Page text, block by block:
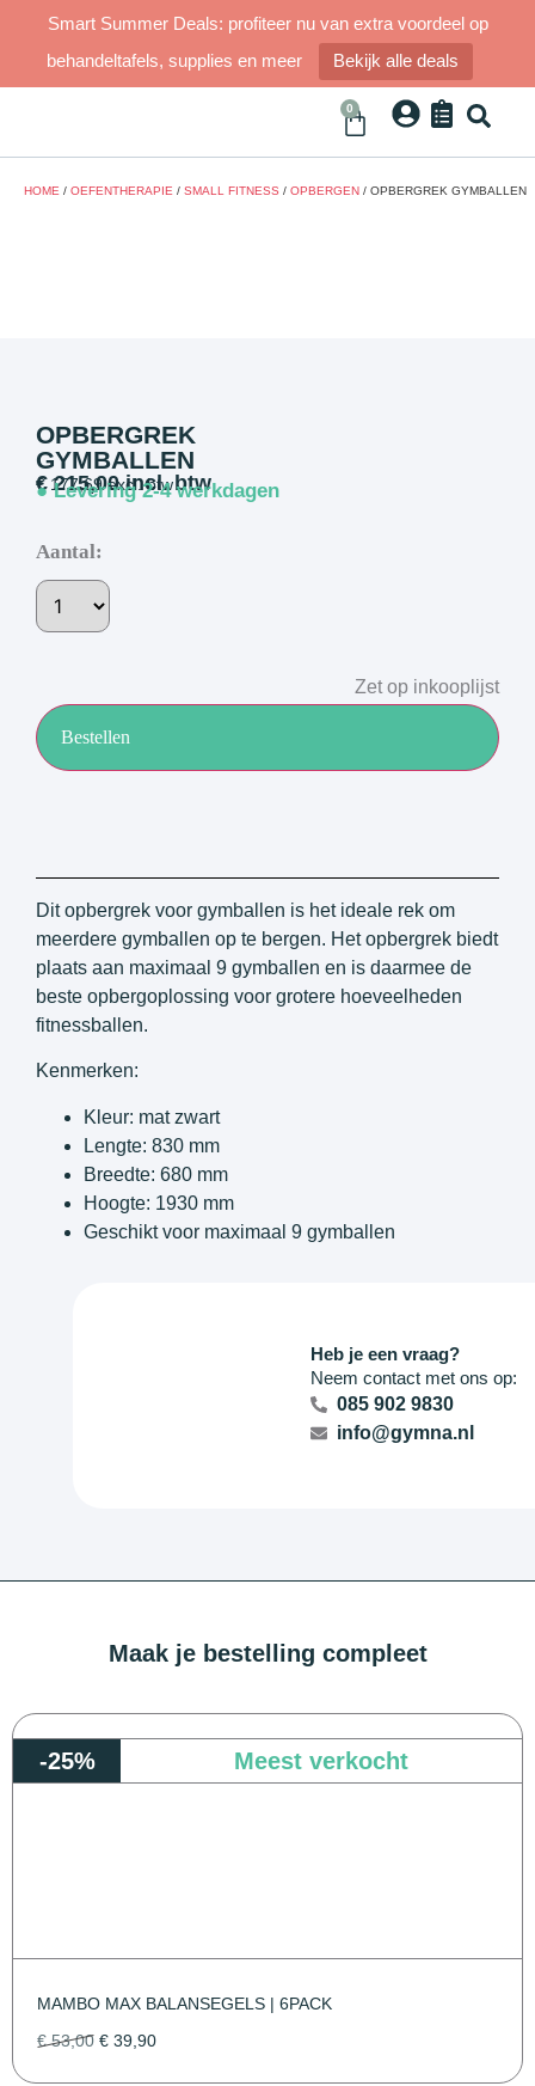
Smart Summer Deals: profiteer nu van extra voordeel op
behandeltafels, supplies en meer
Bekijk alle deals
0
HOME / OEFENTHERAPIE / SMALL FITNESS / OPBERGEN / OPBERGREK GYMBALLEN
OPBERGREK
GYMBALLEN
€215,00incl. btw
€177,69excl. btw
● Levering 2-4 werkdagen
Aantal:
Bestellen
Zet op inkooplijst
Dit opbergrek voor gymballen is het ideale rek om
meerdere gymballen op te bergen. Het opbergrek biedt
plaats aan maximaal 9 gymballen en is daarmee de
beste opbergoplossing voor grotere hoeveelheden
fitnessballen.
Kenmerken:
Kleur: mat zwart
Lengte: 830 mm
Breedte: 680 mm
Hoogte: 1930 mm
Geschikt voor maximaal 9 gymballen
Heb je een vraag?
Neem contact met ons op:
085 902 9830
info@gymna.nl
Maak je bestelling compleet
-25% Meest verkocht
MAMBO MAX BALANSEGELS | 6PACK
€53,00 € 39,90